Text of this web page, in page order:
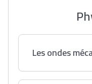
Les ondes